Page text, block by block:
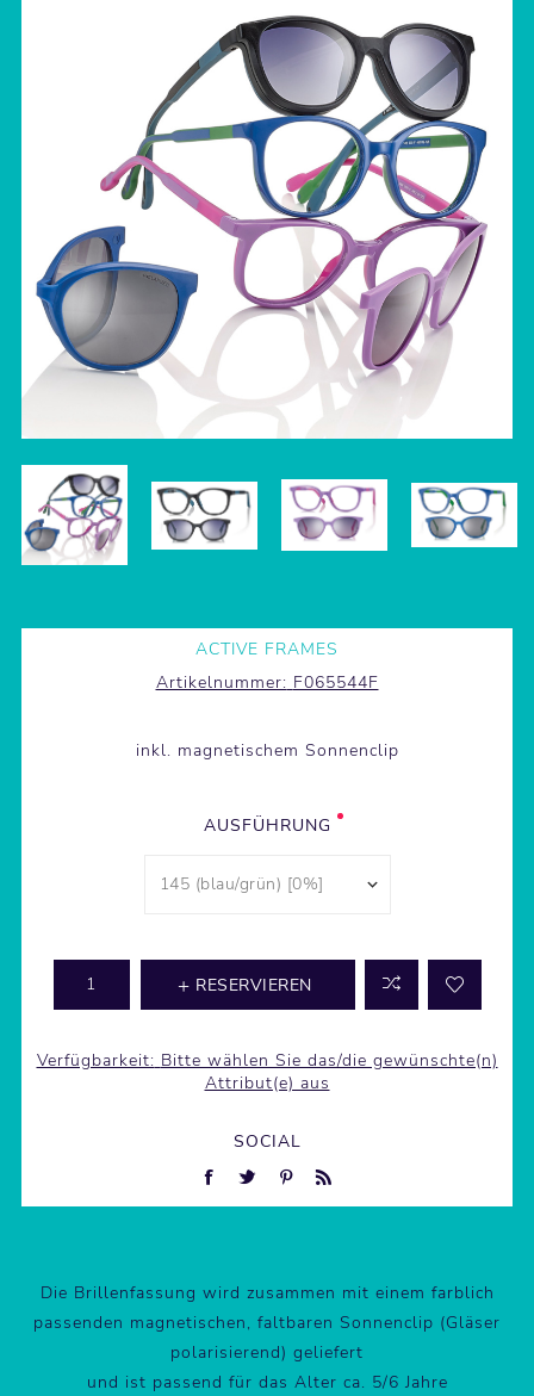
ACTIVE FRAMES
Artikelnummer: F065544F
inkl. magnetischem Sonnenclip
AUSFÜHRUNG
RESERVIEREN
Verfügbarkeit: Bitte wählen Sie das/die gewünschte(n)
Attribut(e) aus
SOCIAL
Die Brillenfassung wird zusammen mit einem farblich
passenden magnetischen, faltbaren Sonnenclip (Gläser
polarisierend) geliefert
und ist passend für das Alter ca. 5/6 Jahre